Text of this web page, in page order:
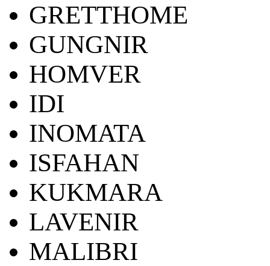
GRETTHOME
GUNGNIR
HOMVER
IDI
INOMATA
ISFAHAN
KUKMARA
LAVENIR
MALIBRI